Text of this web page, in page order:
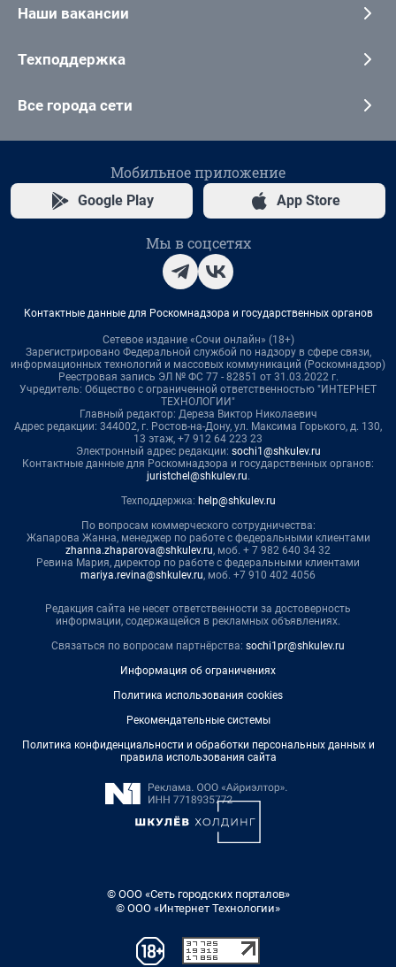
Наши вакансии
Техподдержка
Все города сети
Мобильное приложение
Google Play App Store
Мы в соцсетях
Контактные данные для Роскомнадзора и государственных органов
Сетевое издание «Сочи онлайн» (18+)
Зарегистрировано Федеральной службой по надзору в сфере связи,
информационных технологий и массовых коммуникаций (Роскомнадзор)
Реестровая запись ЭЛ № ФС 77 - 82851 от 31.03.2022 г.
Учредитель: Общество с ограниченной ответственностью "ИНТЕРНЕТ
ТЕХНОЛОГИИ"
Главный редактор: Дереза Виктор Николаевич
Адрес редакции: 344002, г. Ростов-на-Дону, ул. Максима Горького, д. 130,
13 этаж, +7 912 64 223 23
Электронный адрес редакции: sochi1@shkulev.ru
Контактные данные для Роскомнадзора и государственных органов:
juristchel@shkulev.ru.
Техподдержка: help@shkulev.ru
По вопросам коммерческого сотрудничества:
Жапарова Жанна, менеджер по работе с федеральными клиентами
zhanna.zhaparova@shkulev.ru, моб. + 7 982 640 34 32
Ревина Мария, директор по работе с федеральными клиентами
mariya.revina@shkulev.ru, моб. +7 910 402 4056
Редакция сайта не несет ответственности за достоверность
информации, содержащейся в рекламных объявлениях.
Связаться по вопросам партнёрства: sochi1pr@shkulev.ru
Информация об ограничениях
Политика использования cookies
Рекомендательные системы
Политика конфиденциальности и обработки персональных данных и
правила использования сайта
© ООО «Сеть городских порталов»
© ООО «Интернет Технологии»